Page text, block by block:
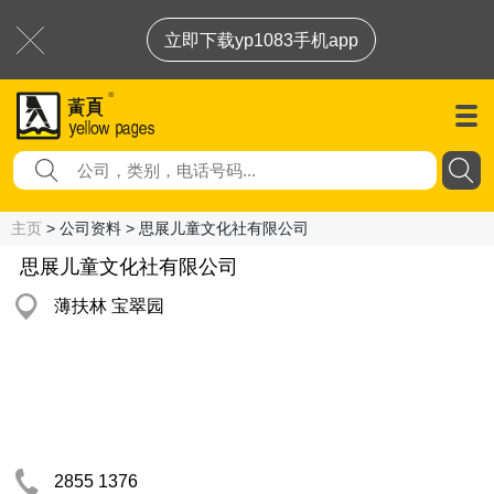
立即下载yp1083手机app
主页 > 公司资料 > 思展儿童文化社有限公司
思展儿童文化社有限公司
薄扶林 宝翠园
2855 1376